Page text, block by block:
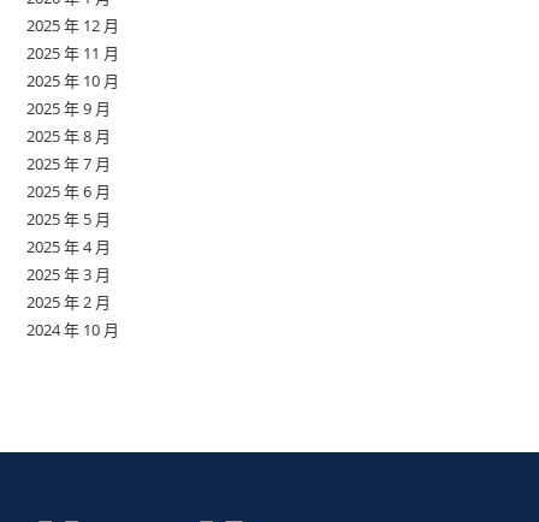
2025 年 12 月
2025 年 11 月
2025 年 10 月
2025 年 9 月
2025 年 8 月
2025 年 7 月
2025 年 6 月
2025 年 5 月
2025 年 4 月
2025 年 3 月
2025 年 2 月
2024 年 10 月